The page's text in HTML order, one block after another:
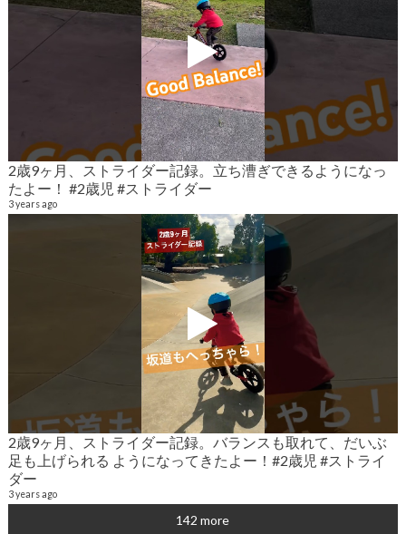
2歳9ヶ月、ストライダー記録。立ち漕ぎできるようになっ
たよー！ #2歳児 #ストライダー
3 years ago
2歳9ヶ月、ストライダー記録。バランスも取れて、だいぶ
足も上げられる ようになってきたよー！#2歳児 #ストライ
ダー
3 years ago
142 more